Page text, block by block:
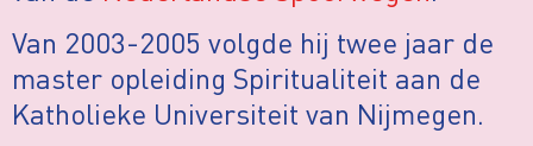
Van 2003-2005 volgde hij twee jaar de
master opleiding Spiritualiteit aan de
Katholieke Universiteit van Nijmegen.